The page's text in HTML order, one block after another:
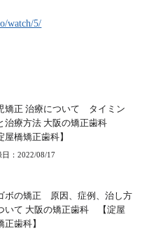
watch/5/
矯正 治療について タイミン
治療方法 大阪の矯正歯科
屋橋矯正歯科】
日：2022/08/17
ボの矯正 原因、症例、治し方
いて 大阪の矯正歯科 【淀屋
正歯科】